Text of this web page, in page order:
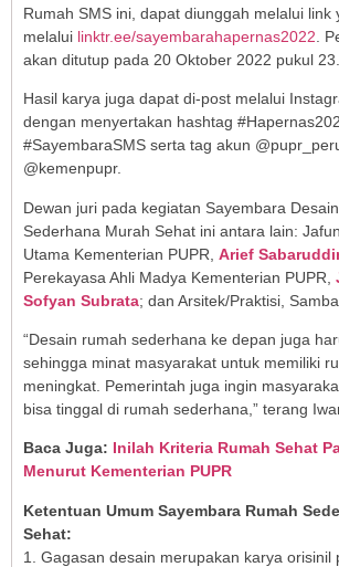
Rumah SMS ini, dapat diunggah melalui link
melalui linktr.ee/sayembarahapernas2022 .
akan ditutup pada 20 Oktober 2022 pukul
Hasil karya juga dapat di-post melalui
dengan menyertakan hashtag
#SayembaraSMS serta tag akun
@kemenpupr.
Dewan juri pada kegiatan Sayembara
Sederhana Murah Sehat ini antara lain:
Utama Kementerian PUPR, Arief
Perekayasa Ahli Madya Kementerian PUPR,
Sofyan Subrata; dan Arsitek/Praktisi,
“Desain rumah sederhana ke depan juga
sehingga minat masyarakat untuk memiliki
meningkat. Pemerintah juga ingin
bisa tinggal di rumah sederhana,” terang
Baca Juga: Inilah Kriteria Rumah Sehat
Menurut Kementerian PUPR
Ketentuan Umum Sayembara Rumah
Sehat:
1. Gagasan desain merupakan karya orisinil